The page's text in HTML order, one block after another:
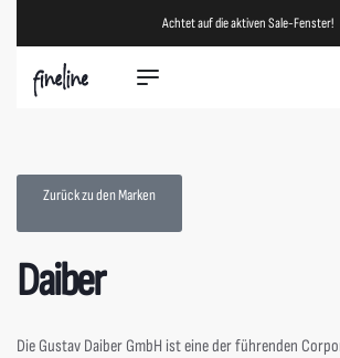
Achtet auf die aktiven Sale-Fenster!
Zurück zu den Marken
Daiber
Die Gustav Daiber GmbH ist eine der führenden